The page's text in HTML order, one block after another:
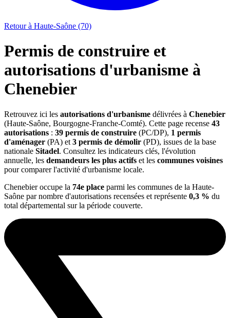
Retour à Haute-Saône (70)
Permis de construire et
autorisations d'urbanisme à
Chenebier
Retrouvez ici les autorisations d'urbanisme délivrées à Chenebier
(Haute-Saône, Bourgogne-Franche-Comté). Cette page recense 43
autorisations : 39 permis de construire (PC/DP), 1 permis
d'aménager (PA) et 3 permis de démolir (PD), issues de la base
nationale Sitadel. Consultez les indicateurs clés, l'évolution
annuelle, les demandeurs les plus actifs et les communes voisines
pour comparer l'activité d'urbanisme locale.
Chenebier occupe la 74e place parmi les communes de la Haute-
Saône par nombre d'autorisations recensées et représente 0,3 % du
total départemental sur la période couverte.